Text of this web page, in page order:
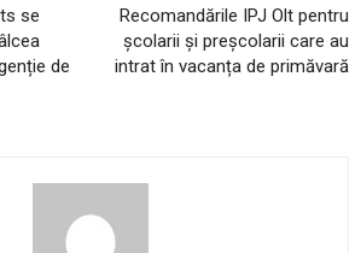
se
de
Recomandările IPJ Olt pentru
școlarii și preșcolarii care au
intrat în vacanța de primăvară